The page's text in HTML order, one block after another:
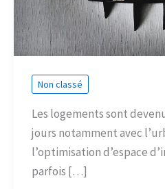
Non classé
Les logements sont
jours notamment avec
l’optimisation d’espace
parfois […]